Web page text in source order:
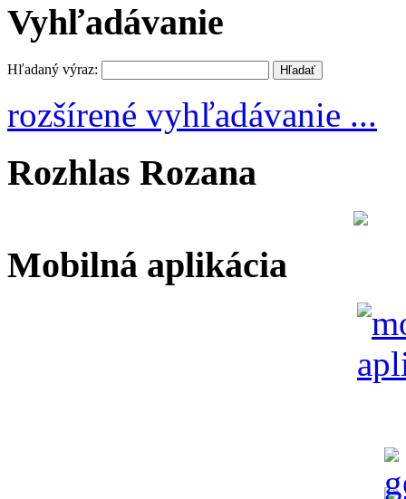
Vyhľadávanie
Hľadaný výraz:
rozšírené vyhľadávanie ...
Rozhlas Rozana
Mobilná aplikácia